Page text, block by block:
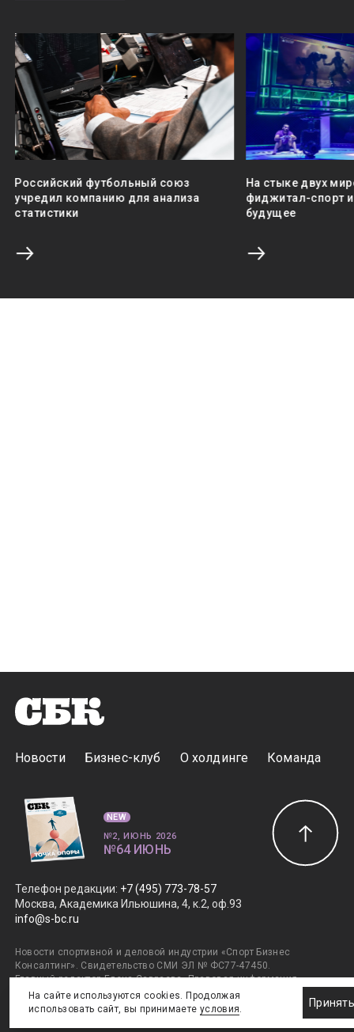
Российский футбольный союз
учредил компанию для анализа
статистики
На стыке двух
фиджитал-спорт
будущее
Новости Бизнес-клуб О холдинге Команда
Телефон редакции: +7 (495) 773-78-57
Москва, Академика Ильюшина, 4, к.2, оф.93
info@s-bc.ru
Новости спортивной и деловой индустрии «Спорт Бизнес
Консалтинг». Свидетельство СМИ ЭЛ № ФС77-47450.
Главный редактор Елена Савраева.Правовая информация.
Дизайн SportNoise. Разработка v2:Андрей Загоруйко,
v1:Евгений Горяев. © ООО ИД «ГлобалМедиа». +16. Все права
NEW
№2, ИЮНЬ 2026
№64 ИЮНЬ
На сайте используются cookies. Продолжая
использовать сайт, вы принимаете условия.
Принять